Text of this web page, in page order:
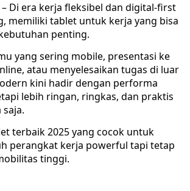
– Di era kerja fleksibel dan digital-first
memiliki tablet untuk kerja yang bisa
penting.
yang sering mobile, presentasi ke
atau menyelesaikan tugas di luar
kini hadir dengan performa
lebih ringan, ringkas, dan praktis
terbaik 2025 yang cocok untuk
perangkat kerja powerful tapi tetap
tinggi.